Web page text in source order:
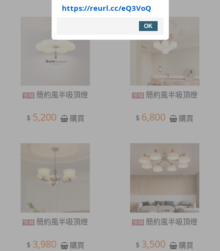
簡約風半吸頂燈
$ 5,200 購買
簡約風半吸頂燈
$ 6,800 購買
簡約風半吸頂燈
$ 3,980 購買
簡約風半吸頂燈
$ 3,500 購買
https://reurl.cc/eQ3VoQ
OK